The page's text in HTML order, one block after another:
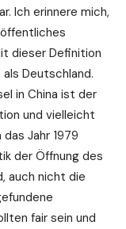
Ich erinnere mich,
dieser Definition
Deutschland.
in China ist der
und vielleicht
Jahr 1979
der Öffnung des
auch nicht die
fair sein und